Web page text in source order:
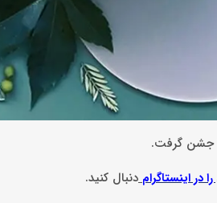
جشن گرفت.
در اینستاگرام دنبال کنید.